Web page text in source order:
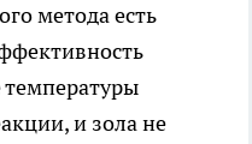
метода есть
температуры
и зола не